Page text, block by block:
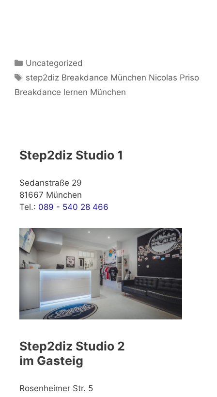
Kategorien
Uncategorized
Schlagwörter
step2diz Breakdance München Nicolas Priso
Breakdance lernen München
Step2diz Studio 1
Sedanstraße 29
81667 München
Tel.: 089 - 540 28 466
Step2diz Studio 2
im Gasteig
Rosenheimer Str. 5